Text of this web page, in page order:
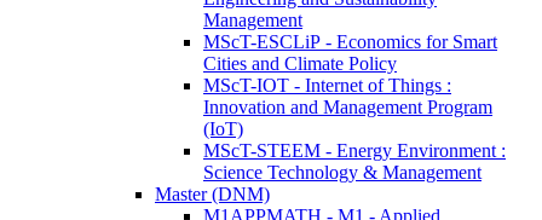
Management
MScT-ESCLiP - Economics for Smart
Cities and Climate Policy
MScT-IOT - Internet of Things :
Innovation and Management Program
(IoT)
MScT-STEEM - Energy Environment :
Science Technology & Management
Master (DNM)
M1APPMATH - M1 - Applied